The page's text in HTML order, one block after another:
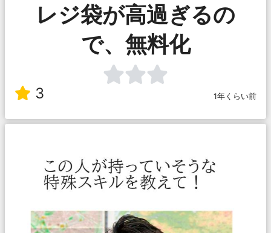
レジ袋が高過ぎるの
で、無料化
3 1年くらい前